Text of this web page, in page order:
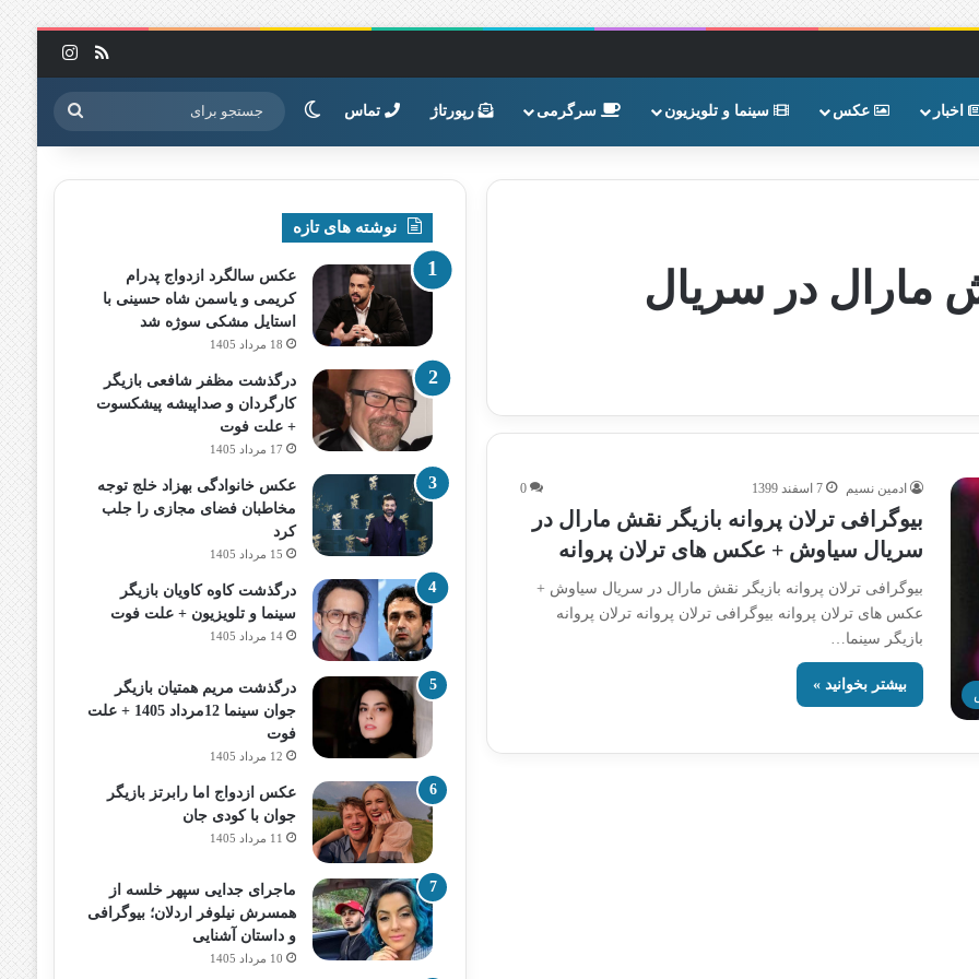
خوراک
اخبار عکس سینما و تلویزیون سرگرمی رپورتاژ تماس تغییر پوسته جستجو
برای
مارال در سریال
ادمین نسیم 7 اسفند 1399 0
بیوگرافی ترلان پروانه بازیگر نقش مارال در
سریال سیاوش + عکس های ترلان پروانه
بیوگرافی ترلان پروانه بازیگر نقش مارال در سریال سیاوش +
عکس های ترلان پروانه بیوگرافی ترلان پروانه ترلان پروانه
بازیگر سینما…
بیشتر بخوانید »
نوشته های تازه
عکس سالگرد ازدواج پدرام
کریمی و یاسمن شاه‌ حسینی با
استایل مشکی سوژه شد
18 مرداد 1405
درگذشت مظفر شافعی بازیگر
کارگردان و صداپیشه پیشکسوت
+ علت فوت
17 مرداد 1405
عکس خانوادگی بهزاد خلج توجه
مخاطبان فضای مجازی را جلب
کرد
15 مرداد 1405
درگذشت کاوه کاویان بازیگر
سینما و تلویزیون + علت فوت
14 مرداد 1405
درگذشت مریم همتیان بازیگر
جوان سینما 12مرداد 1405 + علت
فوت
12 مرداد 1405
عکس ازدواج اما رابرتز بازیگر
جوان با کودی جان
11 مرداد 1405
ماجرای جدایی سپهر خلسه از
همسرش نیلوفر اردلان؛ بیوگرافی
و داستان آشنایی
10 مرداد 1405